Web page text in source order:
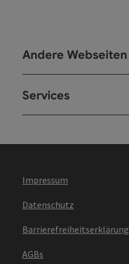
Andere Webseiten
Services
Impressum
Datenschutz
Barrierefreiheitserklärung
AGBs